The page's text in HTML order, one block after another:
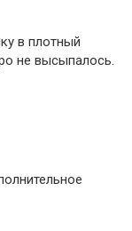
в плотный
не высыпалось.